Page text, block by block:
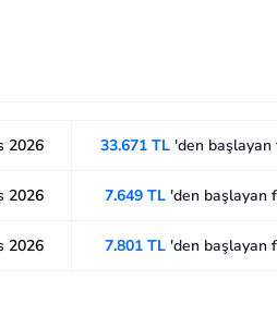
2026 33.671 TL'den
2026 7.649 TL'den başlayan
2026 7.801 TL'den başlayan